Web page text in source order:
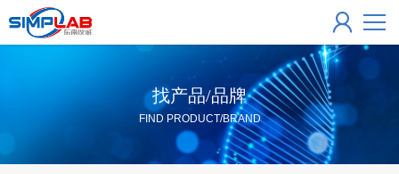
找产品/品牌
FIND PRODUCT/BRAND